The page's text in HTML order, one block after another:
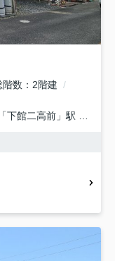
階数
2階建
「下館二高前 」駅 徒歩37分